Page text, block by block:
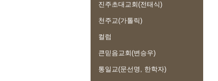
진주초대교회(전태식)
천주교(가톨릭)
컬럼
큰믿음교회(변승우)
통일교(문선명, 한학자)